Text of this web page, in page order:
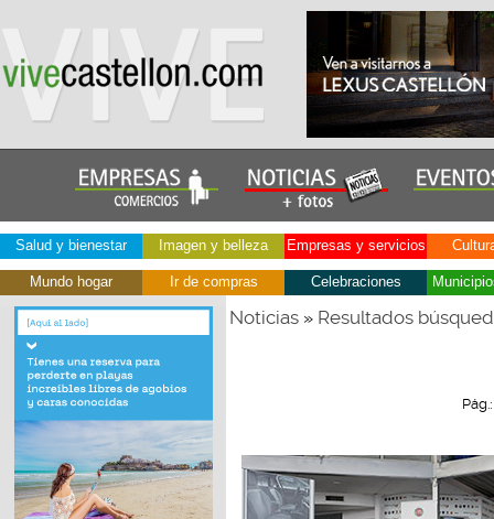
Salud y bienestar Imagen y belleza Empresas y servicios
Mundo hogar Ir de compras Celebraciones
Noticias» Resultados